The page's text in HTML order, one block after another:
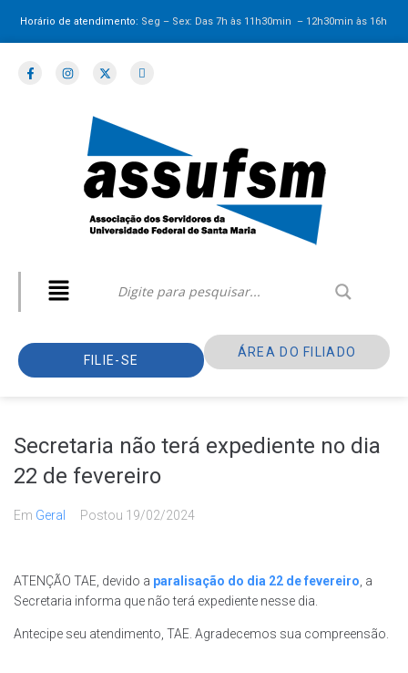
Horário de atendimento: Seg – Sex: Das 7h às 11h30min – 12h30minàs 16h
FILIE-SE
ÁREA DO FILIADO
Secretaria não terá expediente no dia
22 de fevereiro
Em Geral Postou 19/02/2024
ATENÇÃO TAE, devido a paralisação do dia 22 de fevereiro, a
Secretaria informa que não terá expediente nesse dia.
Antecipe seu atendimento, TAE. Agradecemos sua compreensão.